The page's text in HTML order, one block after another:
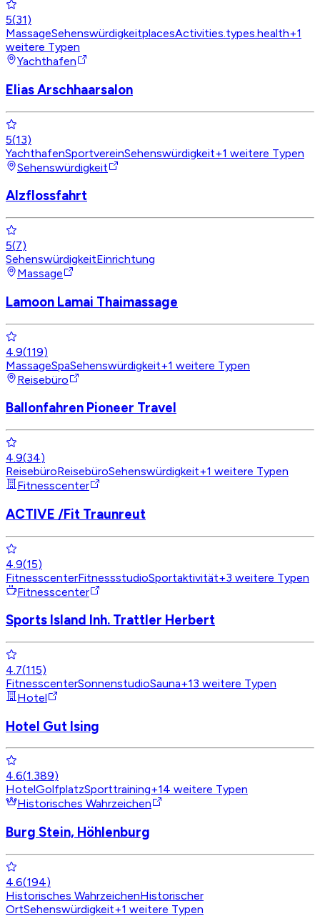
5(31)
MassageSehenswürdigkeitplacesActivities.types.health+1
weitere Typen
Yachthafen
Elias Arschhaarsalon
5(13)
YachthafenSportvereinSehenswürdigkeit+1 weitere Typen
Sehenswürdigkeit
Alzflossfahrt
5(7)
SehenswürdigkeitEinrichtung
Massage
Lamoon Lamai Thaimassage
4.9(119)
MassageSpaSehenswürdigkeit+1 weitere Typen
Reisebüro
Ballonfahren Pioneer Travel
4.9(34)
ReisebüroReisebüroSehenswürdigkeit+1 weitere Typen
Fitnesscenter
ACTIVE /Fit Traunreut
4.9(15)
FitnesscenterFitnessstudioSportaktivität+3 weitere Typen
Fitnesscenter
Sports Island Inh. Trattler Herbert
4.7(115)
FitnesscenterSonnenstudioSauna+13 weitere Typen
Hotel
Hotel Gut Ising
4.6(1.389)
HotelGolfplatzSporttraining+14 weitere Typen
Historisches Wahrzeichen
Burg Stein, Höhlenburg
4.6(194)
Historisches WahrzeichenHistorischer
OrtSehenswürdigkeit+1 weitere Typen